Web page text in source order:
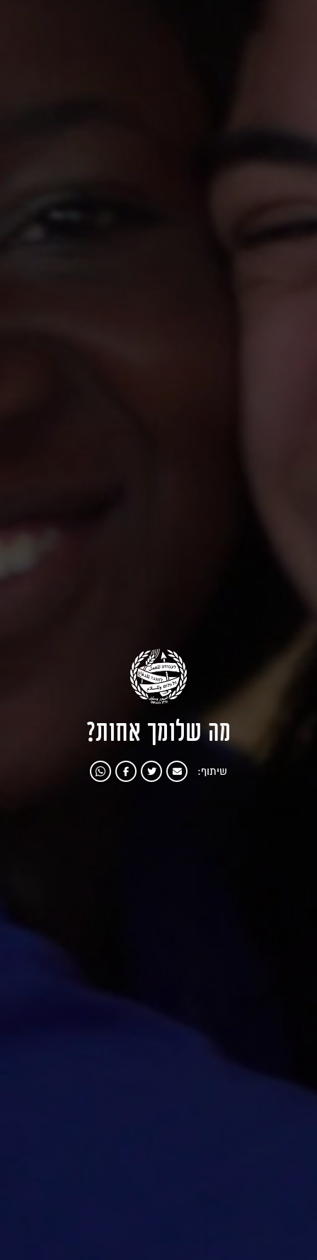
מה שלומך אחות?
שיתוף: